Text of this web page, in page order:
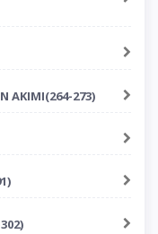
AKIMI(264-273)